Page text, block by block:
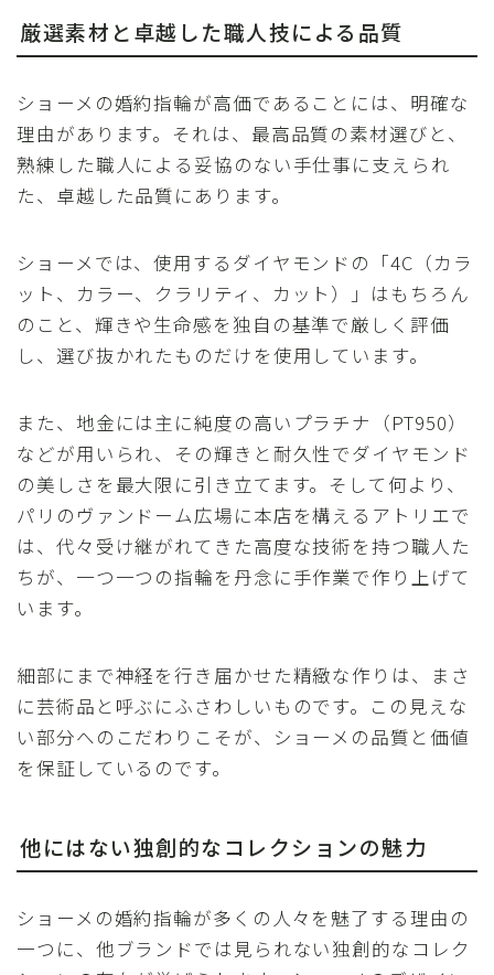
厳選素材と卓越した職人技による品質
ショーメの婚約指輪が高価であることには、明確な
理由があります。それは、最高品質の素材選びと、
熟練した職人による妥協のない手仕事に支えられ
た、卓越した品質にあります。
ショーメでは、使用するダイヤモンドの「4C（カラ
ット、カラー、クラリティ、カット）」はもちろん
のこと、輝きや生命感を独自の基準で厳しく評価
し、選び抜かれたものだけを使用しています。
また、地金には主に純度の高いプラチナ（PT950）
などが用いられ、その輝きと耐久性でダイヤモンド
の美しさを最大限に引き立てます。そして何より、
パリのヴァンドーム広場に本店を構えるアトリエで
は、代々受け継がれてきた高度な技術を持つ職人た
ちが、一つ一つの指輪を丹念に手作業で作り上げて
います。
細部にまで神経を行き届かせた精緻な作りは、まさ
に芸術品と呼ぶにふさわしいものです。この見えな
い部分へのこだわりこそが、ショーメの品質と価値
を保証しているのです。
他にはない独創的なコレクションの魅力
ショーメの婚約指輪が多くの人々を魅了する理由の
一つに、他ブランドでは見られない独創的なコレク